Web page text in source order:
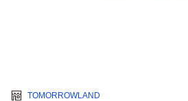
TOMORROWLAND